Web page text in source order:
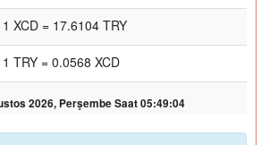
1 XCD = 17.6104 TRY
1 TRY = 0.0568 XCD
2026, Perşembe Saat 05:49:04